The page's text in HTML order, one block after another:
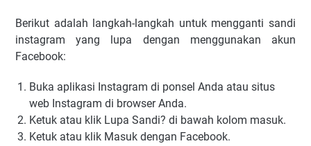
Berikut adalah langkah-langkah untuk mengganti sandi
instagram yang lupa dengan menggunakan akun
Facebook:
Buka aplikasi Instagram di ponsel Anda atau situs
web Instagram di browser Anda.
Ketuk atau klik Lupa Sandi? di bawah kolom masuk.
Ketuk atau klik Masuk dengan Facebook.